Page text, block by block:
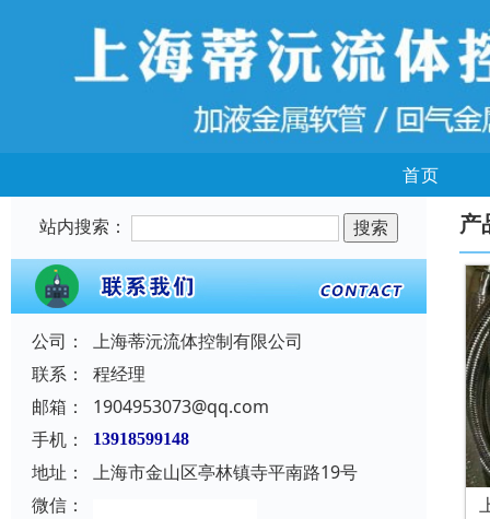
首页
站内搜索：
公司：
上海蒂沅流体控制有限公司
联系：
程经理
邮箱：
1904953073@qq.com
手机：
13918599148
地址：
上海市金山区亭林镇寺平南路19号
微信：
产